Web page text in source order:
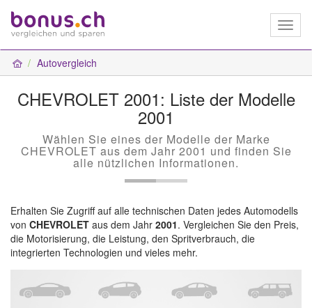
Autovergleich
CHEVROLET 2001: Liste der Modelle
2001
Wählen Sie eines der Modelle der Marke
CHEVROLET aus dem Jahr 2001 und finden Sie
alle nützlichen Informationen.
Erhalten Sie Zugriff auf alle technischen Daten jedes Automodells
von CHEVROLET aus dem Jahr 2001. Vergleichen Sie den Preis,
die Motorisierung, die Leistung, den Spritverbrauch, die
integrierten Technologien und vieles mehr.